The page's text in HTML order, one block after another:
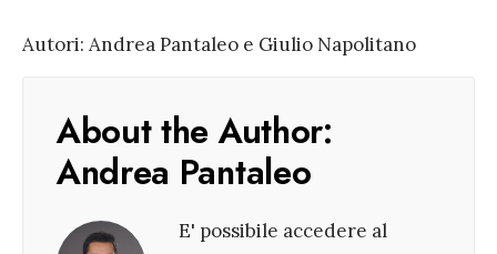
Autori: Andrea Pantaleo e Giulio Napolitano
About the Author:
Andrea Pantaleo
E' possibile accedere al